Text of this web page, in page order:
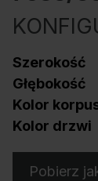
Szerokość
Głębokość
Kolor
Kolor drzwi
Pobierz